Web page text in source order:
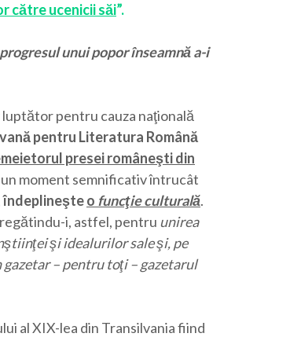
către ucenicii săi”.
unui popor înseamnă a-i
luptător pentru cauza naţională
pentru Literatura Română
presei româneşti din
un moment semnificativ întrucât
îndeplineşteo funcţie culturală.
i, astfel, pentru unirea
şi idealurilor sale şi, pe
– pentru toţi – gazetarul
al XIX-lea din Transilvania fiind